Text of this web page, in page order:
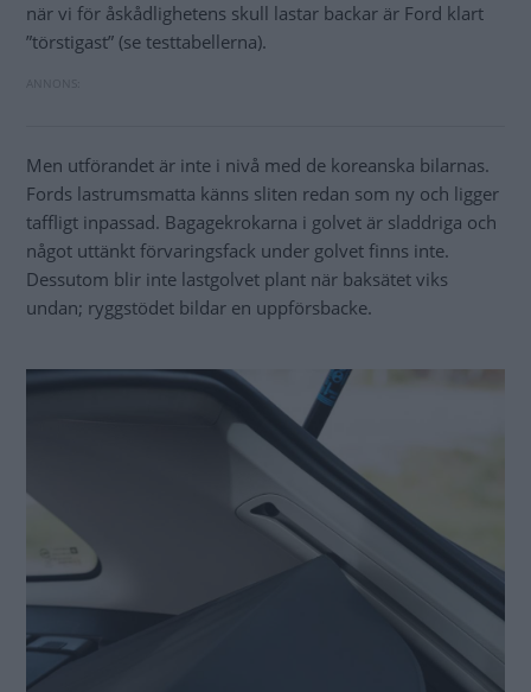
när vi för åskådlighetens skull lastar backar är Ford klart
”törstigast” (se testtabellerna).
Men utförandet är inte i nivå med de koreanska bilarnas.
Fords lastrumsmatta känns sliten redan som ny och ligger
taffligt inpassad. Bagagekrokarna i golvet är sladdriga och
något uttänkt förvaringsfack under golvet finns inte.
Dessutom blir inte lastgolvet plant när baksätet viks
undan; ryggstödet bildar en uppförsbacke.